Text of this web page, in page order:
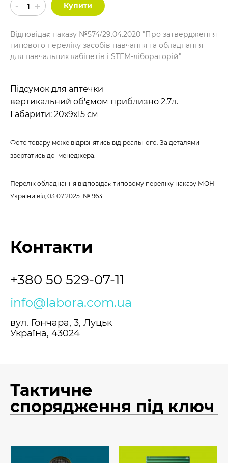
Купити
Відповідає наказу №574/29.04.2020 "Про затвердження
типового переліку засобів навчання та обладнання
для навчальних кабінетів і STEM-лібораторій"
Підсумок для аптечки
вертикальний об'ємом приблизно 2.7л.
Габарити: 20х9х15 см
Фото товару може відрізнятись від реального. За деталями
звертатись до менеджера.
Перелік обладнання відповідає типовому переліку наказу МОН
України від 03.07.2025 № 963
Контакти
+380 50 529-07-11
info@labora.com.ua
вул. Гончара, 3, Луцьк
Україна, 43024
Тактичне
спорядження під ключ